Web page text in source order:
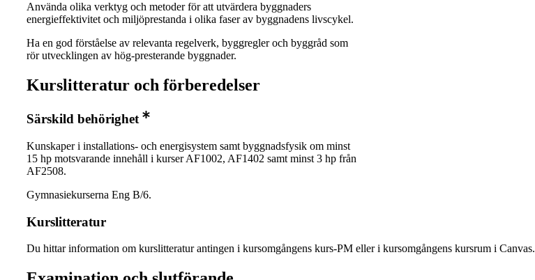
Använda olika verktyg och metoder för att utvärdera byggnaders
energieffektivitet och miljöprestanda i olika faser av byggnadens livscykel.
Ha en god förståelse av relevanta regelverk, byggregler och byggråd som
rör utvecklingen av hög-presterande byggnader.
Kurslitteratur och förberedelser
Särskild behörighet
Kunskaper i installations- och energisystem samt byggnadsfysik om minst
15 hp motsvarande innehåll i kurser AF1002, AF1402 samt minst 3 hp från
AF2508.
Gymnasiekurserna Eng B/6.
Kurslitteratur
Du hittar information om kurslitteratur antingen i kursomgångens kurs-PM eller i kursomgångens kursrum i Canvas.